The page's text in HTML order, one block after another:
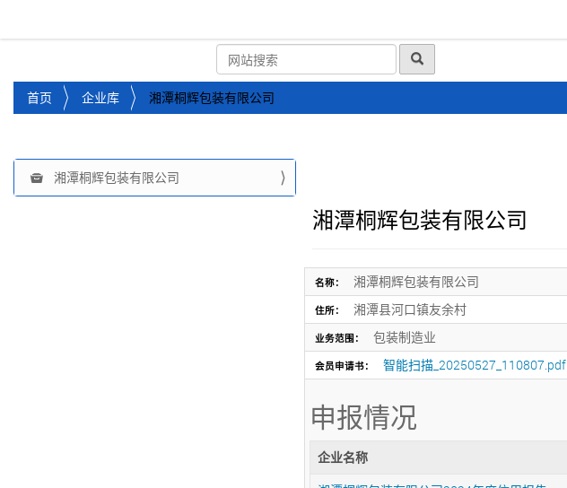
您
位
首页 企业库 湘潭桐辉包装有限公司
导
航
湘潭桐辉包装有限公司
湘潭桐辉包装有限公司
名称： 湘潭桐辉包装有限公司
住所： 湘潭县河口镇友余村
业务范围： 包装制造业
会员申请书： 智能扫描_20250527_110807.pdf
申报情况
企业名称